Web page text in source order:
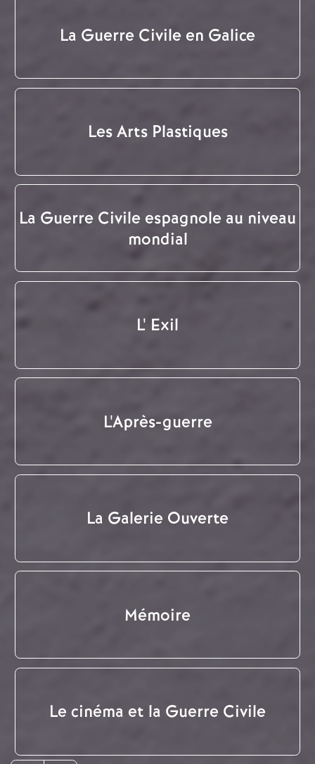
La Guerre Civile en Galice
Les Arts Plastiques
La Guerre Civile espagnole au niveau
mondial
L' Exil
L'Après-guerre
La Galerie Ouverte
Mémoire
Le cinéma et la Guerre Civile